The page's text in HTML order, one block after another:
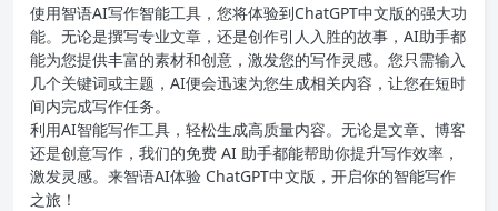
使用智语AI写作智能工具，您将体验到ChatGPT中文版的强大功
能。无论是撰写专业文章，还是创作引人入胜的故事，AI助手都
能为您提供丰富的素材和创意，激发您的写作灵感。您只需输入
几个关键词或主题，AI便会迅速为您生成相关内容，让您在短时
间内完成写作任务。
利用AI智能写作工具，轻松生成高质量内容。无论是文章、博客
还是创意写作，我们的免费 AI 助手都能帮助你提升写作效率，
激发灵感。来智语AI体验 ChatGPT中文版 ，开启你的智能写作
之旅！